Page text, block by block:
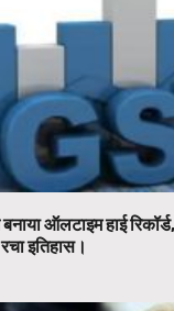
ऑलटाइम हाई
इतिहास।